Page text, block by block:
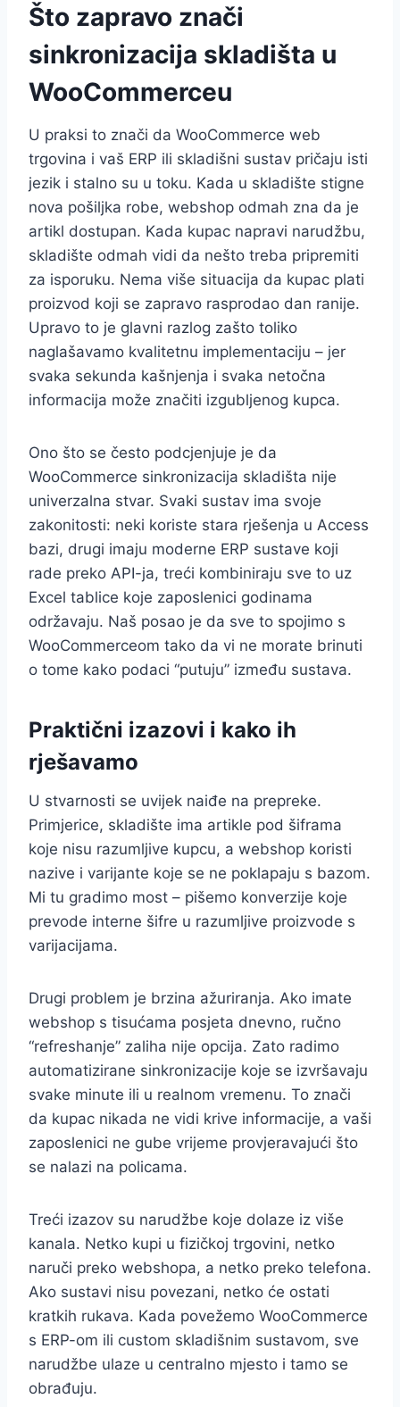
Što zapravo znači
sinkronizacija skladišta u
WooCommerceu
U praksi to znači da WooCommerce web
trgovina i vaš ERP ili skladišni sustav pričaju isti
jezik i stalno su u toku. Kada u skladište stigne
nova pošiljka robe, webshop odmah zna da je
artikl dostupan. Kada kupac napravi narudžbu,
skladište odmah vidi da nešto treba pripremiti
za isporuku. Nema više situacija da kupac plati
proizvod koji se zapravo rasprodao dan ranije.
Upravo to je glavni razlog zašto toliko
naglašavamo kvalitetnu implementaciju – jer
svaka sekunda kašnjenja i svaka netočna
informacija može značiti izgubljenog kupca.
Ono što se često podcjenjuje je da
WooCommerce sinkronizacija skladišta nije
univerzalna stvar. Svaki sustav ima svoje
zakonitosti: neki koriste stara rješenja u Access
bazi, drugi imaju moderne ERP sustave koji
rade preko API-ja, treći kombiniraju sve to uz
Excel tablice koje zaposlenici godinama
održavaju. Naš posao je da sve to spojimo s
WooCommerceom tako da vi ne morate brinuti
o tome kako podaci “putuju” između sustava.
Praktični izazovi i kako ih
rješavamo
U stvarnosti se uvijek naiđe na prepreke.
Primjerice, skladište ima artikle pod šiframa
koje nisu razumljive kupcu, a webshop koristi
nazive i varijante koje se ne poklapaju s bazom.
Mi tu gradimo most – pišemo konverzije koje
prevode interne šifre u razumljive proizvode s
varijacijama.
Drugi problem je brzina ažuriranja. Ako imate
webshop s tisućama posjeta dnevno, ručno
“refreshanje” zaliha nije opcija. Zato radimo
automatizirane sinkronizacije koje se izvršavaju
svake minute ili u realnom vremenu. To znači
da kupac nikada ne vidi krive informacije, a vaši
zaposlenici ne gube vrijeme provjeravajući što
se nalazi na policama.
Treći izazov su narudžbe koje dolaze iz više
kanala. Netko kupi u fizičkoj trgovini, netko
naruči preko webshopa, a netko preko telefona.
Ako sustavi nisu povezani, netko će ostati
kratkih rukava. Kada povežemo WooCommerce
s ERP-om ili custom skladišnim sustavom, sve
narudžbe ulaze u centralno mjesto i tamo se
obrađuju.